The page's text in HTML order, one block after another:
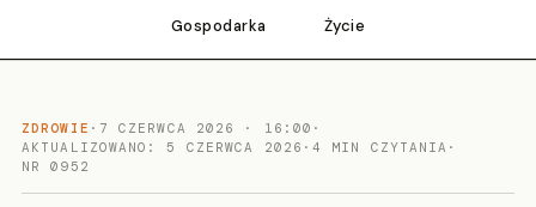
Gospodarka Życie
ZDROWIE · 7 CZERWCA 2026 · 16:00 ·
AKTUALIZOWANO: 5 CZERWCA 2026 ·4 MIN CZYTANIA ·
NR 0952